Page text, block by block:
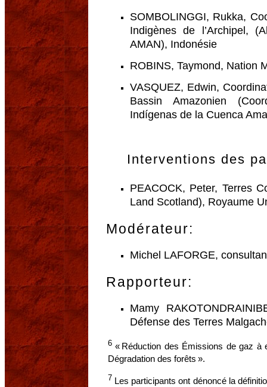
SOMBOLINGGI, Rukka,
Indigènes de l’Archipel,
AMAN), Indonésie
ROBINS, Taymond, Nation
VASQUEZ, Edwin,
Bassin Amazonien
Indígenas de la Cuenca
Interventions des
PEACOCK, Peter, Terres
Land Scotland), Royaume
Modérateur:
Michel LAFORGE,
Rapporteur:
Mamy
Défense des Terres
6 « Réduction des Émissions de gaz à
Dégradation des forêts ».
7 Les participants ont dénoncé la